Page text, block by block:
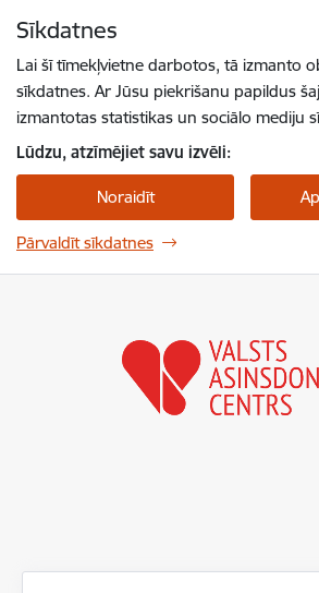
Sīkdatnes
Lai šī tīmekļvietne darbotos, tā izmanto
sīkdatnes. Ar Jūsu piekrišanu papildus
izmantotas statistikas un sociālo mediju
Lūdzu, atzīmējiet savu izvēli:
Noraidīt
Pārvaldīt sīkdatnes